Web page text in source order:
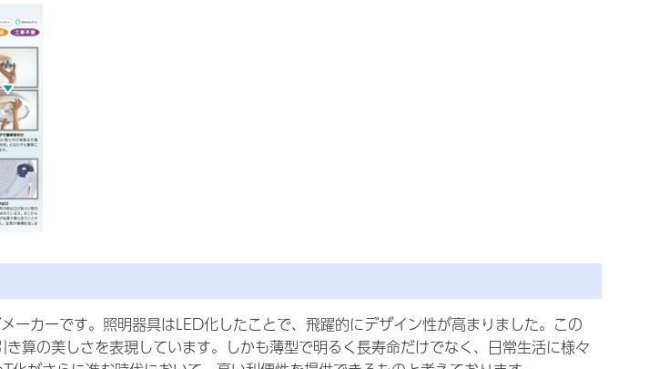
カーです。照明器具はLED化したことで、飛躍的にデザイン性が高まりました。この
算の美しさを表現しています。しかも薄型で明るく長寿命だけでなく、日常生活に様々